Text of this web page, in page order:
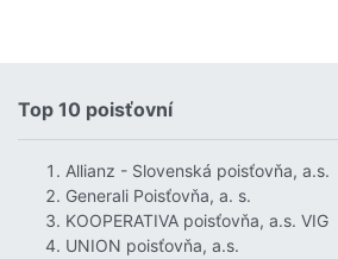
Top 10 poisťovní
Allianz - Slovenská poisťovňa, a.s.
Generali Poisťovňa, a. s.
KOOPERATIVA poisťovňa, a.s. VIG
UNION poisťovňa, a.s.